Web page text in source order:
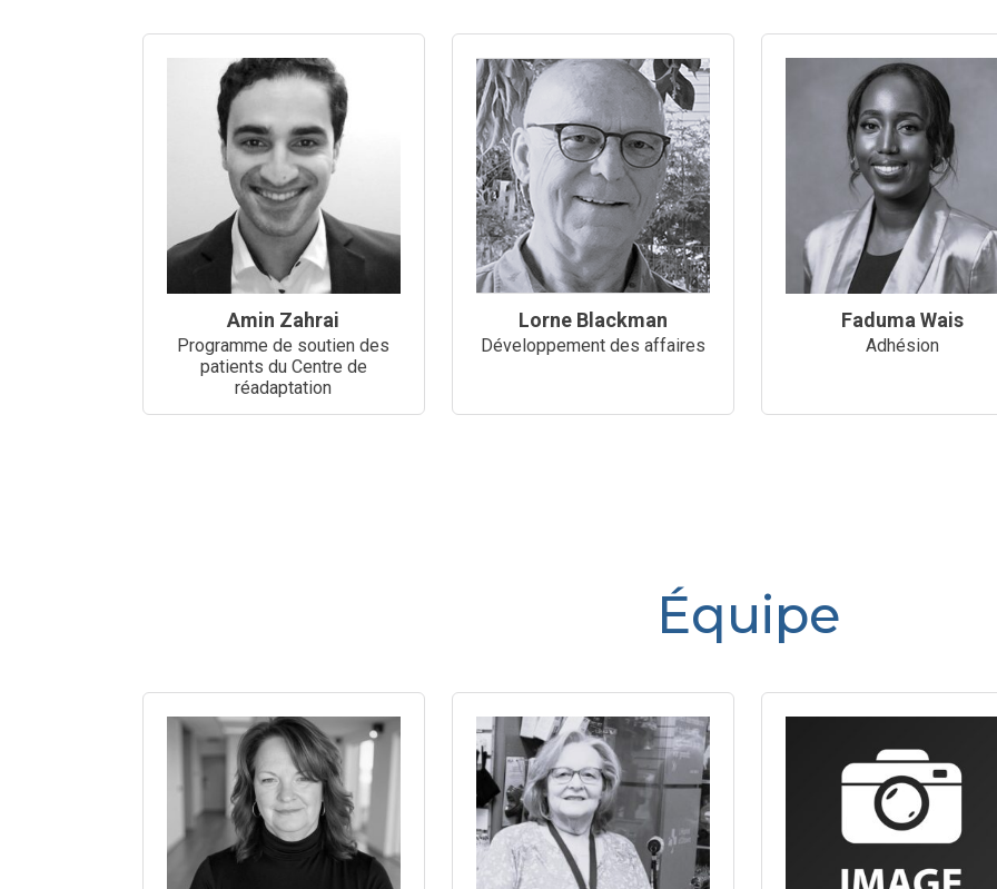
Amin Zahrai
Programme de soutien des
patients du Centre de
réadaptation
Lorne Blackman
Développement des affaires
Faduma Wais
Adhésion
Équipe